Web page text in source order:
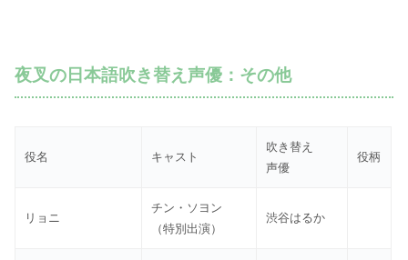
夜叉の日本語吹き替え声優：その他
役名 キャスト
吹き替え
声優
役柄
リョニ
チン・ソヨン
（特別出演）
渋谷はるか